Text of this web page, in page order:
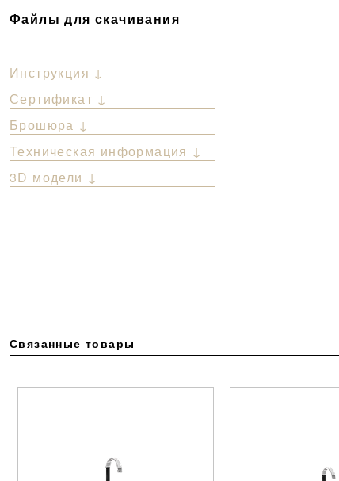
Файлы для скачивания
Инструкция ↓
Сертификат ↓
Брошюра ↓
Техническая информация ↓
3D модели ↓
Связанные товары